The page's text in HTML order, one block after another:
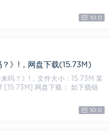
10.0
》!，网盘下载(15.73M)
？》!，文件大小：15.73M 某
： 如下载链
10.0